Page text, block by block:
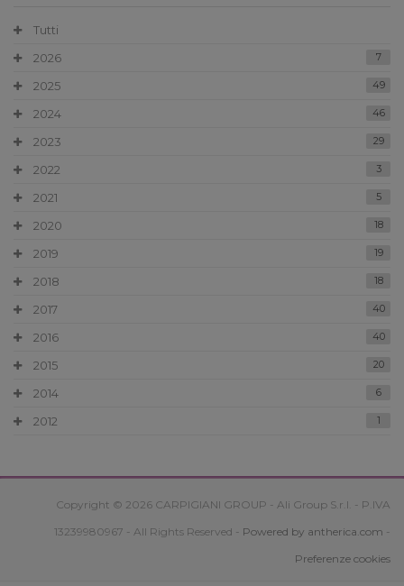
Tutti
2026
7
2025 49
2024 46
2023 29
2022 3
2021 5
2020 18
2019 19
2018 18
2017 40
2016 40
2015 20
2014 6
2012 1
Copyright © 2026 CARPIGIANI GROUP - Ali Group S.r.l. - P.IVA
13239980967 - All Rights Reserved - Powered by antherica.com -
Preferenze cookies